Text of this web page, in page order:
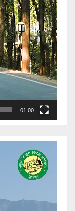
01:00